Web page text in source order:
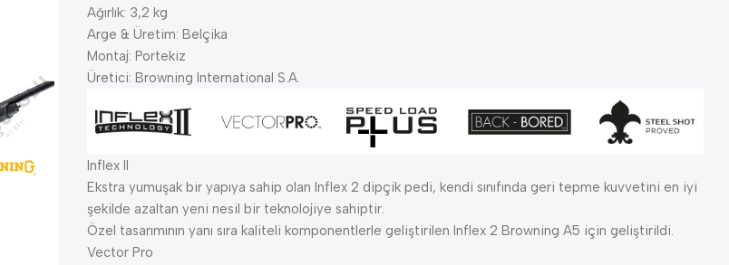
Ağırlık: 3,2 kg
Arge & Üretim: Belçika
Montaj: Portekiz
Üretici: Browning International S.A.
Inflex II
Ekstra yumuşak bir yapıya sahip olan Inflex 2 dipçik pedi, kendi sınıfında geri tepme kuvvetini en iyi
şekilde azaltan yeni nesil bir teknolojiye sahiptir.
Özel tasarımının yanı sıra kaliteli komponentlerle geliştirilen Inflex 2 Browning A5 için geliştirildi.
Vector Pro